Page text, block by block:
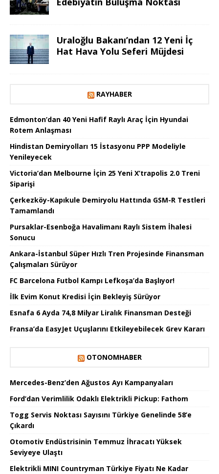
Uraloğlu Bakanı’ndan 12 Yeni İç
Hat Hava Yolu Seferi Müjdesi
RAYHABER
Edmonton’dan 40 Yeni Hafif Raylı Araç İçin Hyundai
Rotem Anlaşması
Hindistan Demiryolları 15 İstasyonu PPP Modeliyle
Yenileyecek
Victoria’dan Melbourne İçin 25 Yeni X’trapolis 2.0 Treni
Siparişi
Çerkezköy-Kapıkule Demiryolu Hattında GSM-R Testleri
Tamamlandı
Pursaklar-Esenboğa Havalimanı Raylı Sistem İhalesi
Sonucu
Ankara-İstanbul Süper Hızlı Tren Projesinde Finansman
Çalışmaları Sürüyor
FC Barcelona Futbol Kampı Lefkoşa’da Başlıyor!
İlk Evim Konut Kredisi İçin Bekleyiş Sürüyor
Esnafa 6 Ayda 74,8 Milyar Liralık Finansman Desteği
Fransa’da EasyJet Uçuşlarını Etkileyebilecek Grev Kararı
OTONOMHABER
Mercedes-Benz’den Ağustos Ayı Kampanyaları
Ford’dan Verimlilik Odaklı Elektrikli Pickup: Fathom
Togg Servis Noktası Sayısını Türkiye Genelinde 58’e
Çıkardı
Otomotiv Endüstrisinin Temmuz İhracatı Yüksek
Seviyeye Ulaştı
Elektrikli MINI Countryman Türkiye Fiyatı Ne Kadar